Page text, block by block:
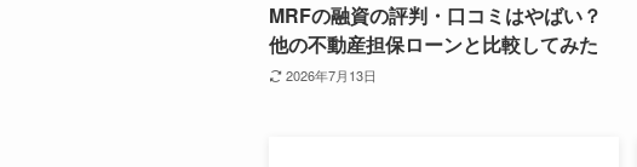
MRFの融資の評判・口コミはやばい？
他の不動産担保ローンと比較してみた
2026年7月13日